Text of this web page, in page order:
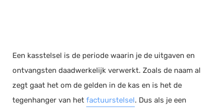
Scan en herken
CRM
Sales
Urenregistratie
Een kasstelsel is de periode waarin je de uitgaven en
ontvangsten daadwerkelijk verwerkt. Zoals de naam al
zegt gaat het om de gelden in de kas en is het de
tegenhanger van het factuurstelsel. Dus als je een